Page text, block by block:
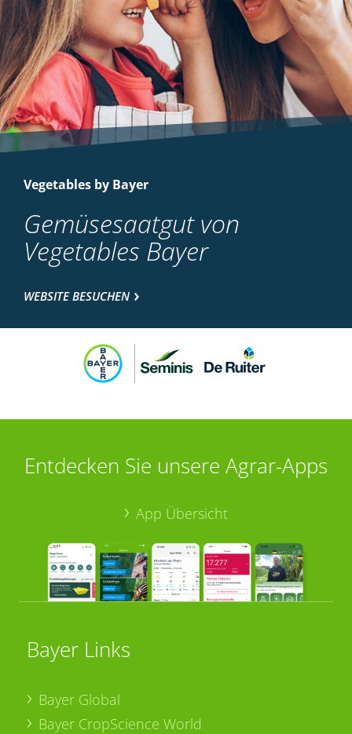
Vegetables by Bayer
Gemüsesaatgut von
Vegetables Bayer
WEBSITE BESUCHEN
Entdecken Sie unsere Agrar-Apps
App Übersicht
Bayer Links
Bayer Global
Bayer CropScience World